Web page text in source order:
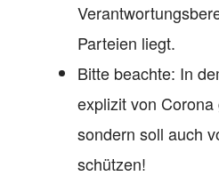
Parteien liegt.
Bitte beachte: In
explizit von
sondern soll auch
schützen!